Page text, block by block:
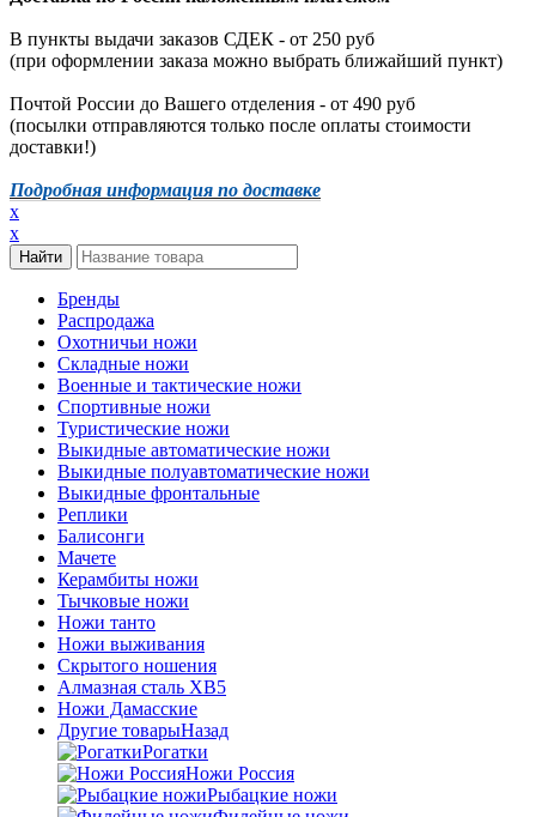
В пункты выдачи заказов СДЕК - от 250 руб
(при оформлении заказа можно выбрать ближайший пункт)
Почтой России до Вашего отделения - от 490 руб
(посылки отправляются только после оплаты стоимости
доставки!)
Подробная информация по доставке
x
x
Бренды
Распродажа
Охотничьи ножи
Складные ножи
Военные и тактические ножи
Спортивные ножи
Туристические ножи
Выкидные автоматические ножи
Выкидные полуавтоматические ножи
Выкидные фронтальные
Реплики
Балисонги
Мачете
Керамбиты ножи
Тычковые ножи
Ножи танто
Ножи выживания
Скрытого ношения
Алмазная сталь ХВ5
Ножи Дамасские
Другие товарыНазад
Рогатки
Ножи Россия
Рыбацкие ножи